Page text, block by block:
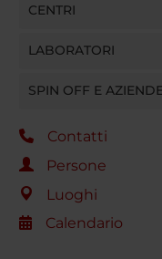
CENTRI
LABORATORI
SPIN OFF E
Contatti
Persone
Luoghi
Calendario